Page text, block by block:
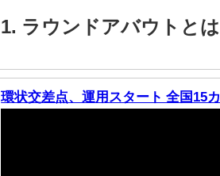
1. ラウンドアバウトとは
環状交差点、運用スタート 全国15